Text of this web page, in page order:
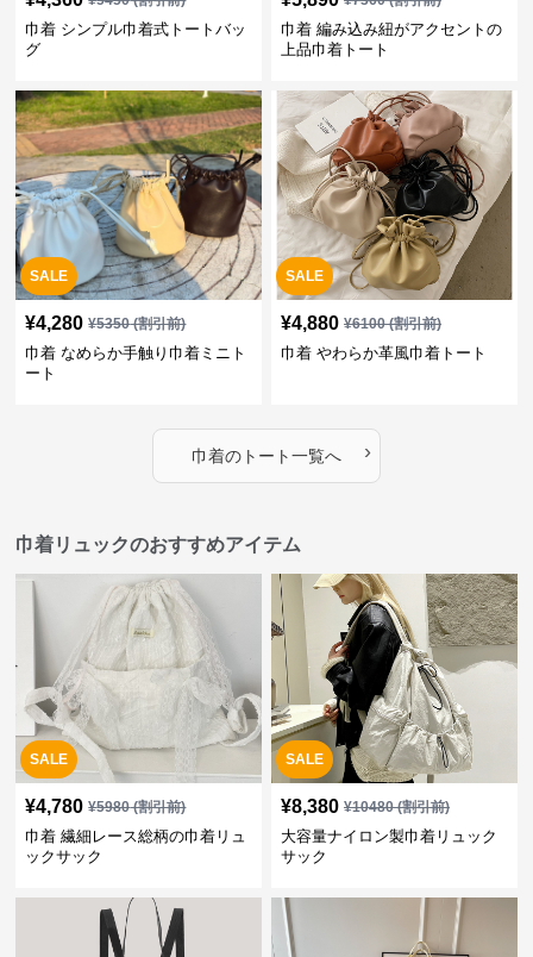
巾着 シンプル巾着式トートバッ
グ
巾着 編み込み紐がアクセントの
上品巾着トート
SALE
¥4,280 ¥5350(割引前)
巾着 なめらか手触り巾着ミニト
ート
SALE
¥4,880 ¥6100(割引前)
巾着 やわらか革風巾着トート
巾着のトート一覧へ ›
巾着リュックのおすすめアイテム
SALE
¥4,780 ¥5980(割引前)
巾着 繊細レース総柄の巾着リュ
ックサック
SALE
¥8,380 ¥10480(割引前)
大容量ナイロン製巾着リュック
サック